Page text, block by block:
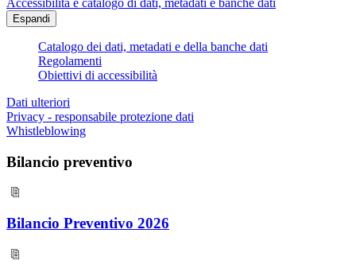
Accessibilità e catalogo di dati, metadati e banche dati
Espandi
Catalogo dei dati, metadati e della banche dati
Regolamenti
Obiettivi di accessibilità
Dati ulteriori
Privacy - responsabile protezione dati
Whistleblowing
Bilancio preventivo
Bilancio Preventivo 2026